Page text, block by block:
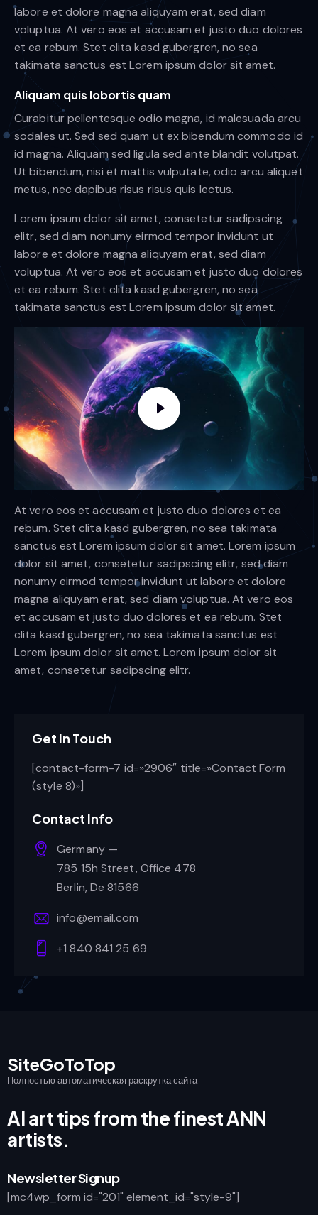
labore et dolore magna aliquyam erat, sed diam
voluptua. At vero eos et accusam et justo duo dolores
et ea rebum. Stet clita kasd gubergren, no sea
takimata sanctus est Lorem ipsum dolor sit amet.
Aliquam quis lobortis quam
Curabitur pellentesque odio magna, id malesuada arcu
sodales ut. Sed sed quam ut ex bibendum commodo id
id magna. Aliquam sed ligula sed ante blandit volutpat.
Ut bibendum, nisi et mattis vulputate, odio arcu aliquet
metus, nec dapibus risus risus quis lectus.
Lorem ipsum dolor sit amet, consetetur sadipscing
elitr, sed diam nonumy eirmod tempor invidunt ut
labore et dolore magna aliquyam erat, sed diam
voluptua. At vero eos et accusam et justo duo dolores
et ea rebum. Stet clita kasd gubergren, no sea
takimata sanctus est Lorem ipsum dolor sit amet.
At vero eos et accusam et justo duo dolores et ea
rebum. Stet clita kasd gubergren, no sea takimata
sanctus est Lorem ipsum dolor sit amet. Lorem ipsum
dolor sit amet, consetetur sadipscing elitr, sed diam
nonumy eirmod tempor invidunt ut labore et dolore
magna aliquyam erat, sed diam voluptua. At vero eos
et accusam et justo duo dolores et ea rebum. Stet
clita kasd gubergren, no sea takimata sanctus est
Lorem ipsum dolor sit amet. Lorem ipsum dolor sit
amet, consetetur sadipscing elitr.
Get in Touch
[contact-form-7 id=»2906″ title=»Contact Form
(style 8)»]
Contact Info
Germany —
785 15h Street, Office 478
Berlin, De 81566
info@email.com
+1 840 841 25 69
SiteGoToTop
Полностью автоматическая раскрутка сайта
AI art tips from the finest ANN
artists.
Newsletter Signup
[mc4wp_form id="201" element_id="style-9"]